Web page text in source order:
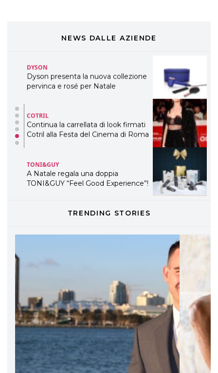
NEWS DALLE AZIENDE
WELLNESS CONGRESS 2022: I
DYSON
Dyson presenta la nuova collezione
pervinca e rosé per Natale
COTRIL
Continua la carrellata di look firmati
Cotril alla Festa del Cinema di Roma
TONI&GUY
A Natale regala una doppia
TONI&GUY “Feel Good Experience”!
LABEL.M lancia la sua innovativa ed
professionali
TRENDING STORIES